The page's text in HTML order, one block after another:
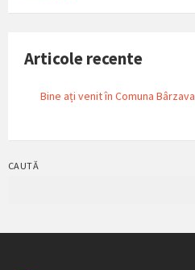
Articole recente
Bine ați venit în Comuna Bârzava
CAUTĂ